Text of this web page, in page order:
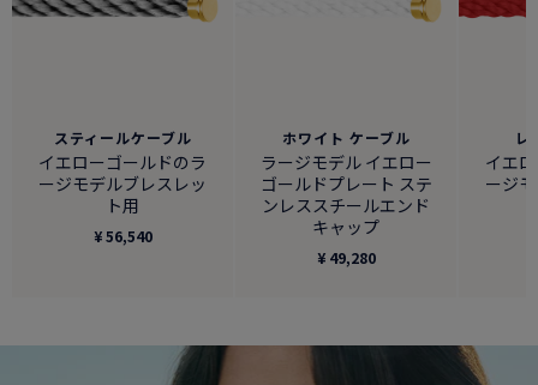
スティールケーブル
イエローゴールドのラ
ージモデルブレスレッ
ト用
¥ 56,540
ホワイト ケーブル
ラージモデル イエロー
ゴールドプレート ステ
ンレススチールエンド
キャップ
¥ 49,280
レ
イエ
ージ